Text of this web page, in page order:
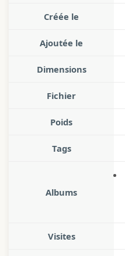
Créée le
Ajoutée le
Dimensions
Fichier
Poids
Tags
Albums
Visites